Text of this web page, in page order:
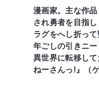
漫画家。主な作
され勇者を目指
ラグをへし折っ
年ごしの引きニ
異世界に転移し
ねーさんっ!』（